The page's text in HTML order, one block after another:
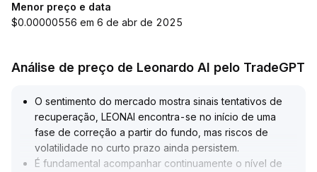
Menor preço e data
$0.00000556 em 6 de abr de 2025
Análise de preço de Leonardo AI pelo TradeGPT
O sentimento do mercado mostra sinais tentativos de
recuperação, LEONAI encontra-se no início de uma
fase de correção a partir do fundo, mas riscos de
volatilidade no curto prazo ainda persistem.
É fundamental acompanhar continuamente o nível de